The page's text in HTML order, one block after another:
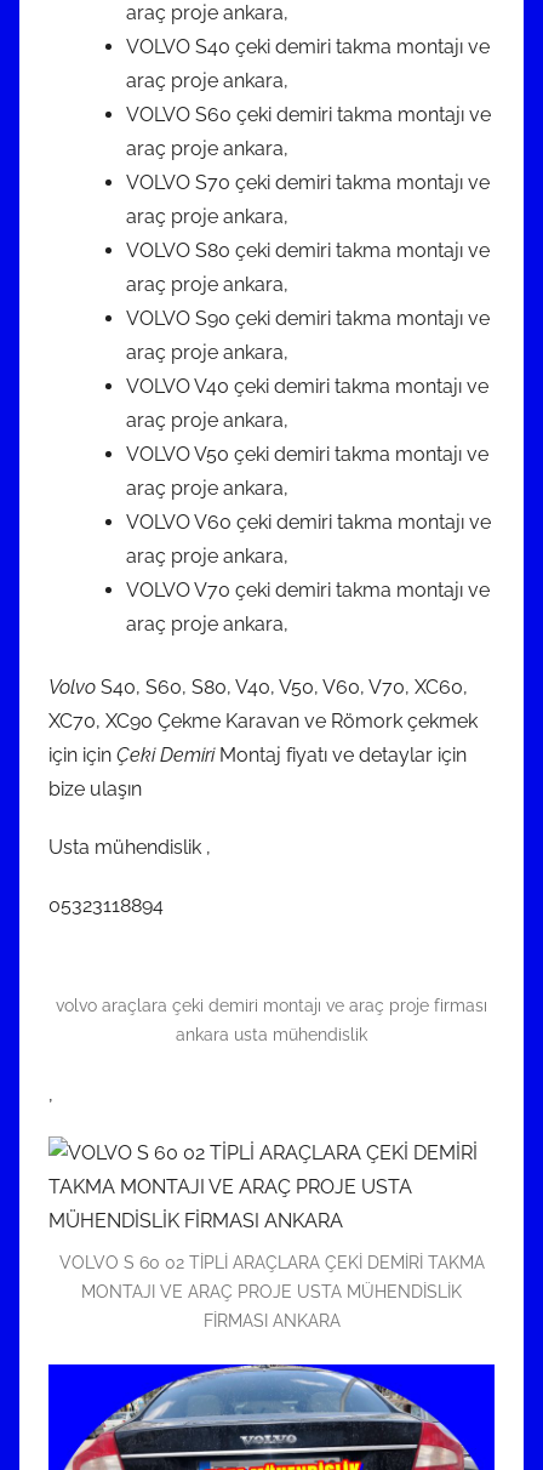
araç proje ankara,
VOLVO S40 çeki demiri takma montajı ve
araç proje ankara,
VOLVO S60 çeki demiri takma montajı ve
araç proje ankara,
VOLVO S70 çeki demiri takma montajı ve
araç proje ankara,
VOLVO S80 çeki demiri takma montajı ve
araç proje ankara,
VOLVO S90 çeki demiri takma montajı ve
araç proje ankara,
VOLVO V40 çeki demiri takma montajı ve
araç proje ankara,
VOLVO V50 çeki demiri takma montajı ve
araç proje ankara,
VOLVO V60 çeki demiri takma montajı ve
araç proje ankara,
VOLVO V70 çeki demiri takma montajı ve
araç proje ankara,
Volvo S40, S60, S80, V40, V50, V60, V70, XC60,
XC70, XC90 Çekme Karavan ve Römork çekmek
için için Çeki DemiriMontaj fiyatı ve detaylar için
bize ulaşın
Usta mühendislik ,
05323118894
volvo araçlara çeki demiri montajı ve araç proje firması
ankara usta mühendislik
,
VOLVO S 60 02 TİPLİ ARAÇLARA ÇEKİ DEMİRİ TAKMA
MONTAJI VE ARAÇ PROJE USTA MÜHENDİSLİK
FİRMASI ANKARA